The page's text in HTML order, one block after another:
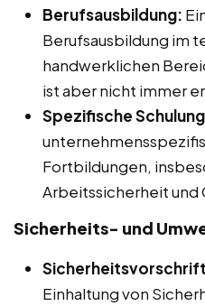
Berufsausbildung:
Berufsausbildung im
handwerklichen
ist aber nicht immer
Spezifische
Fortbildungen,
Arbeitssicherheit und
Sicherheits- und
Einhaltung von